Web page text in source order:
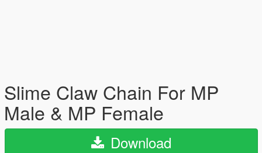
Slime Claw Chain For MP
Male & MP Female
Download